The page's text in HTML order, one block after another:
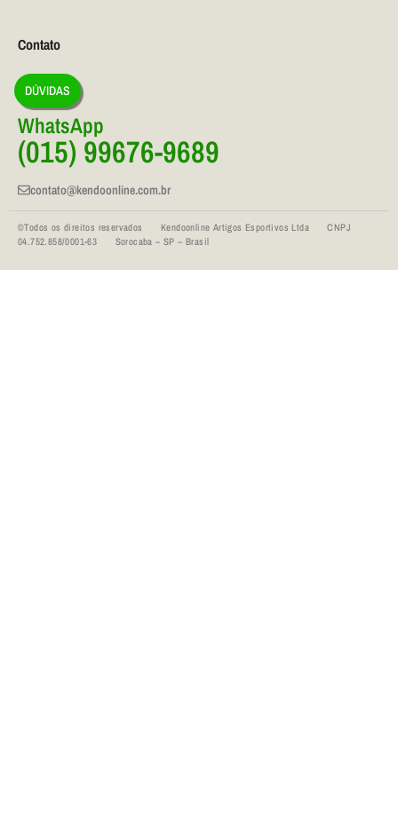
Contato
DÚVIDAS
WhatsApp
(015) 99676-9689
contato@kendoonline.com.br
©Todos os direitos reservados Kendoonline Artigos Esportivos Ltda CNPJ
04.752.858/0001-63 Sorocaba – SP – Brasil